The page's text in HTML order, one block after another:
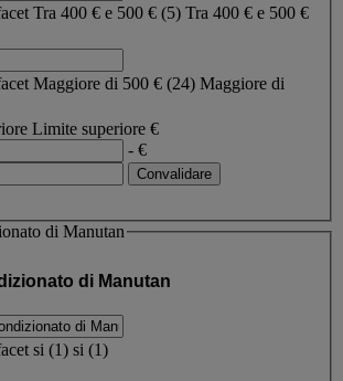
Tra 400 € e 500 € (5) Tra 400 € e 500 €
Maggiore di 500 € (24) Maggiore di
Limite superiore €
- €
di Manutan
di Manutan
si (1) si (1)